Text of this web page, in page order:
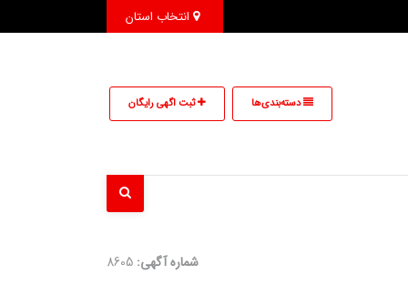
دسته‌بندی‌ها ثبت اگهی رایگان
شماره آگهی: 8605